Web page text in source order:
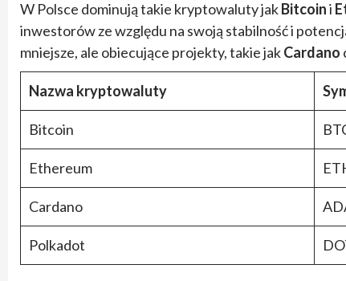
W Polsce dominują takie kryptowaluty jakBitcoini
inwestorów ze względu na swoją stabilność i
mniejsze, ale obiecujące projekty, takie jakCardano
Nazwa kryptowaluty
Bitcoin
Ethereum
Cardano
Polkadot